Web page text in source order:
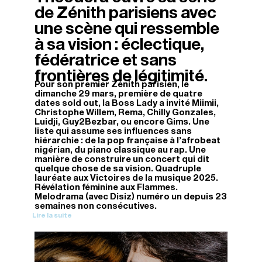
de Zénith parisiens avec
une scène qui ressemble
à sa vision : éclectique,
fédératrice et sans
frontières de légitimité.
Pour son premier Zénith parisien, le
dimanche 29 mars, première de quatre
dates sold out, la Boss Lady a invité Miimii,
Christophe Willem, Rema, Chilly Gonzales,
Luidji, Guy2Bezbar, ou encore Gims. Une
liste qui assume ses influences sans
hiérarchie : de la pop française à l’afrobeat
nigérian, du piano classique au rap. Une
manière de construire un concert qui dit
quelque chose de sa vision. Quadruple
lauréate aux Victoires de la musique 2025.
Révélation féminine aux Flammes.
Melodrama (avec Disiz) numéro un depuis 23
semaines non consécutives.
Lire la suite